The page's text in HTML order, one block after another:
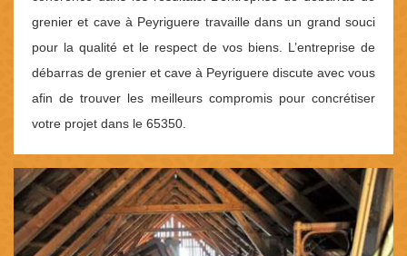
grenier et cave à Peyriguere travaille dans un grand souci
pour la qualité et le respect de vos biens. L’entreprise de
débarras de grenier et cave à Peyriguere discute avec vous
afin de trouver les meilleurs compromis pour concrétiser
votre projet dans le 65350.